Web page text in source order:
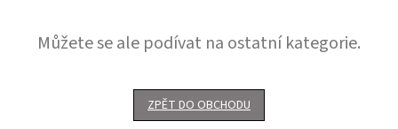
Můžete se ale podívat na ostatní kategorie.
ZPĚT DO OBCHODU